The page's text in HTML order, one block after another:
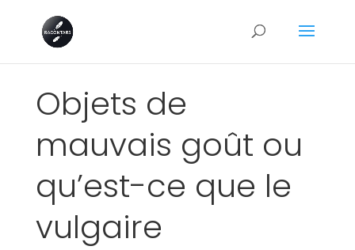
Objets de
mauvais goût ou
qu’est-ce que le
vulgaire